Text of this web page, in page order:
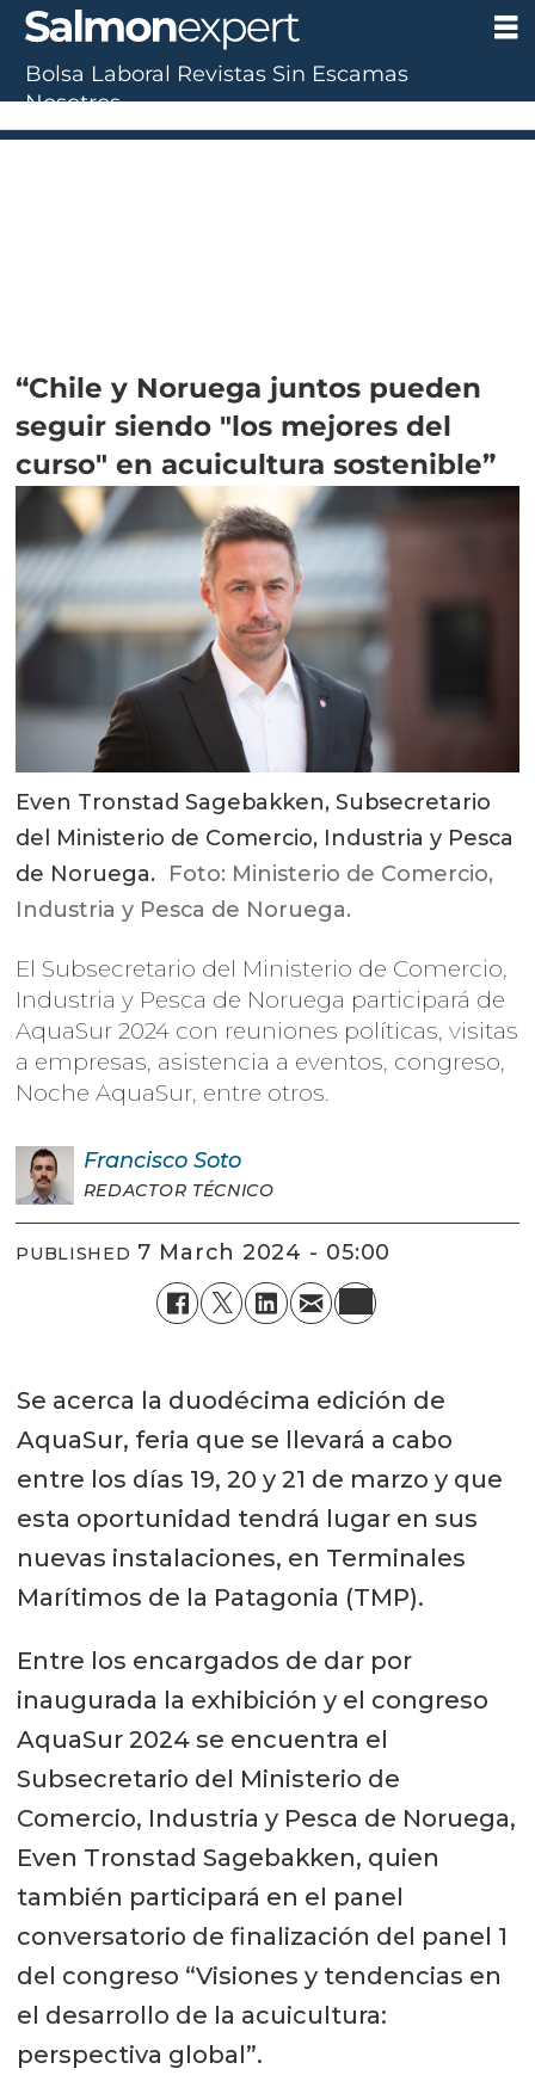
“Chile y Noruega juntos pueden
seguir siendo "los mejores del
curso" en acuicultura sostenible”
Even Tronstad Sagebakken, Subsecretario
del Ministerio de Comercio, Industria y Pesca
de Noruega. Foto: Ministerio de Comercio,
Industria y Pesca de Noruega.
El Subsecretario del Ministerio de Comercio,
Industria y Pesca de Noruega participará de
AquaSur 2024 con reuniones políticas, visitas
a empresas, asistencia a eventos, congreso,
Noche AquaSur, entre otros.
Francisco Soto
REDACTOR TÉCNICO
PUBLISHED 7 March 2024 - 05:00
Se acerca la duodécima edición de
AquaSur, feria que se llevará a cabo
entre los días 19, 20 y 21 de marzo y que
esta oportunidad tendrá lugar en sus
nuevas instalaciones, en Terminales
Marítimos de la Patagonia (TMP).
Entre los encargados de dar por
inaugurada la exhibición y el congreso
AquaSur 2024 se encuentra el
Subsecretario del Ministerio de
Comercio, Industria y Pesca de Noruega,
Even Tronstad Sagebakken, quien
también participará en el panel
conversatorio de finalización del panel 1
del congreso “Visiones y tendencias en
el desarrollo de la acuicultura:
perspectiva global”.
Bolsa Laboral Revistas Sin Escamas
Nosotros